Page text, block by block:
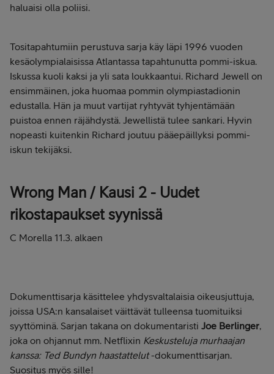
haluaisi olla poliisi.
Tositapahtumiin perustuva sarja käy läpi 1996 vuoden
kesäolympialaisissa Atlantassa tapahtunutta pommi-iskua.
Iskussa kuoli kaksi ja yli sata loukkaantui. Richard Jewell on
ensimmäinen, joka huomaa pommin olympiastadionin
edustalla. Hän ja muut vartijat ryhtyvät tyhjentämään
puistoa ennen räjähdystä. Jewellistä tulee sankari. Hyvin
nopeasti kuitenkin Richard joutuu pääepäillyksi pommi-
iskun tekijäksi.
Wrong Man / Kausi 2 - Uudet
rikostapaukset syynissä
C Morella 11.3. alkaen
Dokumenttisarja käsittelee yhdysvaltalaisia oikeusjuttuja,
joissa USA:n kansalaiset väittävät tulleensa tuomituiksi
syyttöminä. Sarjan takana on dokumentaristi Joe Berlinger,
joka on ohjannut mm. Netflixin Keskusteluja murhaajan
kanssa: Ted Bundyn haastattelut-dokumenttisarjan.
Suositus myös sille!